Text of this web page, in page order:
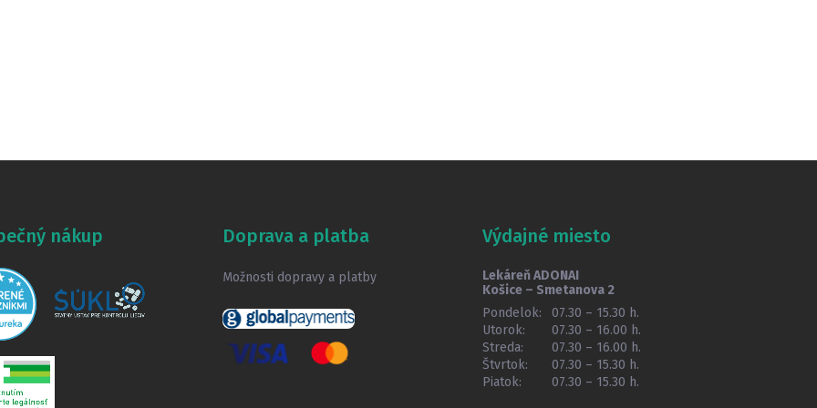
nákup Doprava a platba
Možnosti dopravy a platby
Výdajné miesto
Lekáreň ADONAI
Košice – Smetanova 2
Pondelok:
07.30 – 15.30 h.
Utorok:
07.30 – 16.00 h.
Streda:
07.30 – 16.00 h.
Štvrtok:
07.30 – 15.30 h.
Piatok:
07.30 – 15.30 h.